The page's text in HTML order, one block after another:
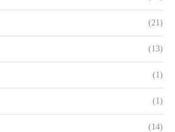
(21)
(13)
(1)
(1)
(14)